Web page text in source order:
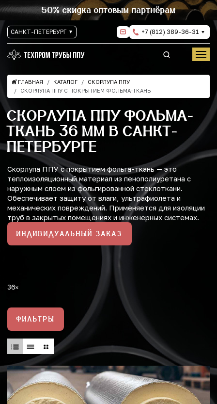
50% скидка оптовым партнёрам
САНКТ-ПЕТЕРБУРГ +7 (812) 389-36-31
ГЛАВНАЯ КАТАЛОГ
СКОРЛУПА ППУ
СКОРЛУПА ППУ С ПОКРЫТИЕМ ФОЛЬМА-ТКАНЬ
СКОРЛУПА ППУ ФОЛЬМА-
ТКАНЬ 36 ММ В САНКТ-
ПЕТЕРБУРГЕ
Скорлупа ППУ с покрытием фольга-ткань — это
теплоизоляционный материал из пенополиуретана с
наружным слоем из фольгированной стеклоткани.
Обеспечивает защиту от влаги, ультрафиолета и
механических повреждений. Применяется для изоляции
труб в закрытых помещениях и инженерных системах.
ИНДИВИДУАЛЬНЫЙ ЗАКАЗ
36
ФИЛЬТРЫ